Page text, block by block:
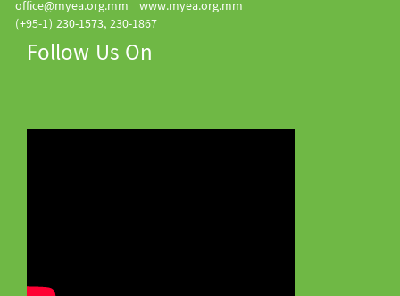
office@myea.org.mm www.myea.org.mm
(+95-1) 230-1573, 230-1867
Follow Us On